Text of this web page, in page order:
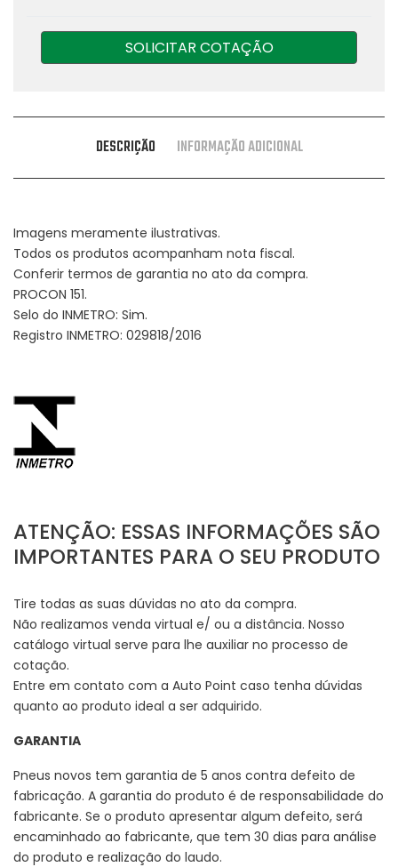
SOLICITAR COTAÇÃO
DESCRIÇÃO INFORMAÇÃO ADICIONAL
Imagens meramente ilustrativas.
Todos os produtos acompanham nota fiscal.
Conferir termos de garantia no ato da compra.
PROCON 151.
Selo do INMETRO: Sim.
Registro INMETRO: 029818/2016
ATENÇÃO: ESSAS INFORMAÇÕES SÃO
IMPORTANTES PARA O SEU PRODUTO
Tire todas as suas dúvidas no ato da compra.
Não realizamos venda virtual e/ ou a distância. Nosso
catálogo virtual serve para lhe auxiliar no processo de
cotação.
Entre em contato com a Auto Point caso tenha dúvidas
quanto ao produto ideal a ser adquirido.
GARANTIA
Pneus novos tem garantia de 5 anos contra defeito de
fabricação. A garantia do produto é de responsabilidade do
fabricante. Se o produto apresentar algum defeito, será
encaminhado ao fabricante, que tem 30 dias para análise
do produto e realização do laudo.